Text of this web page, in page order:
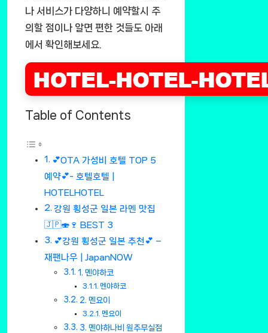
나 서비스가 다양하니 예약할시 주
의할 점이나 알면 편한 것들도 아래
에서 확인해보세요.
Table of Contents
💕OTA 가성비 호텔 TOP 5
예약💕- 호텔호텔 |
HOTELHOTEL
강원 횡성군 일본 라멘 맛집
🇯🇵🍣🍷 BEST 3
💕강원 횡성군 일본 추천💕 –
재팬나우 | JapanNOW
1. 멘야하코
멘야하코
2. 멘요이
멘요이
3. 멘야하나비 원주무실점